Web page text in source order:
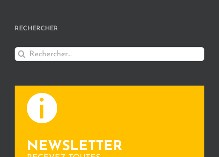
RECHERCHER
Rechercher:
NEWSLETTER